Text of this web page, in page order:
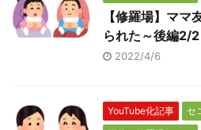
【修羅場】ママ
られた～後編2/2
2022/4/6
YouTube化記事
セ